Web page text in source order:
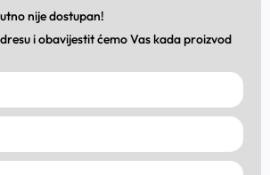
nije dostupan!
i obavijestit ćemo Vas kada proizvod